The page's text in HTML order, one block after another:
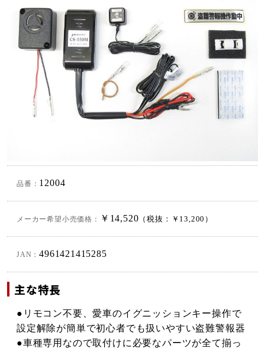
品番： 12004
メーカー希望小売価格： ￥14,520 （税抜：￥13,200）
JAN：4961421415285
主な特長
●リモコン不要、愛車のイグニッションキー操作で
設定解除が簡単で初心者でも扱いやすい盗難警報器
●車種専用なので取付けに必要なパーツが全て揃っ